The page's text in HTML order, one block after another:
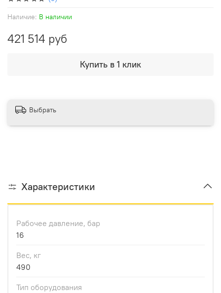
Наличие: В наличии
421 514 руб
Купить в 1 клик
Выбрать
Характеристики
Рабочее давление, бар
16
Вес, кг
490
Тип оборудования